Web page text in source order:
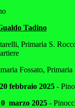
Tadino
Primaria S.
Fossato,
febbraio 2025 -
marzo 2025 -